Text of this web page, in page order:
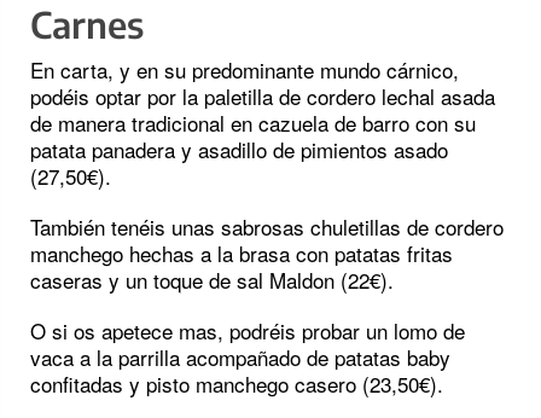
Carnes
En carta, y en su predominante mundo cárnico,
podéis optar por la paletilla de cordero lechal asada
de manera tradicional en cazuela de barro con su
patata panadera y asadillo de pimientos asado
(27,50€).
También tenéis unas sabrosas chuletillas de cordero
manchego hechas a la brasa con patatas fritas
caseras y un toque de sal Maldon (22€).
O si os apetece mas, podréis probar un lomo de
vaca a la parrilla acompañado de patatas baby
confitadas y pisto manchego casero (23,50€).